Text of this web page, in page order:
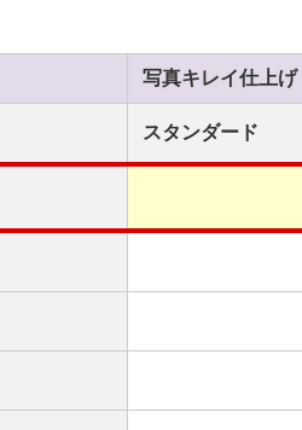
写真キレイ仕上げ
スタンダード